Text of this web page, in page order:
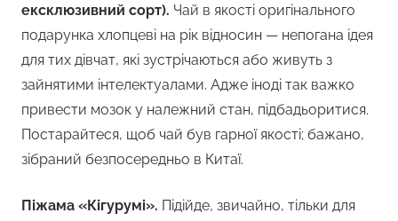
ексклюзивний сорт). Чай в якості оригінального
подарунка хлопцеві на рік відносин — непогана ідея
для тих дівчат, які зустрічаються або живуть з
зайнятими інтелектуалами. Адже іноді так важко
привести мозок у належний стан, підбадьоритися.
Постарайтеся, щоб чай був гарної якості; бажано,
зібраний безпосередньо в Китаї.
Піжама «Кігурумі». Підійде, звичайно, тільки для